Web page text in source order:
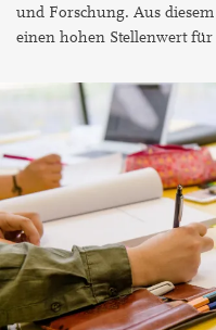
und Forschung. Aus
einen hohen Stellenwert